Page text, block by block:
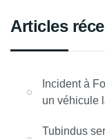
Articles
Incident à
un véhicule
Tubindus